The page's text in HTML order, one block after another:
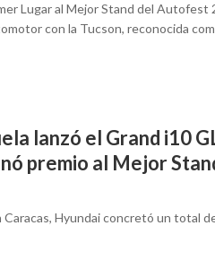
Lugar al Mejor Stand del Autofest
con la Tucson, reconocida
lanzó el Grand i10
premio al Mejor
Hyundai concretó un total